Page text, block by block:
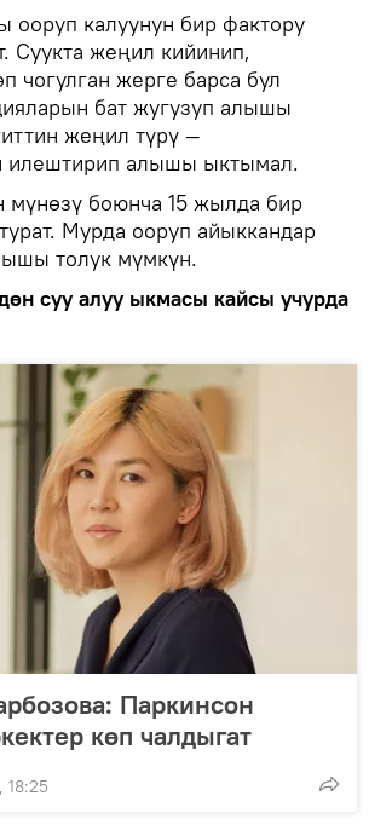
ооруп калуунун бир фактору
Суукта жеңил кийинип,
чогулган жерге барса бул
бат жугузуп алышы
жеңил түрү —
илештирип алышы ыктымал.
мүнөзү боюнча 15 жылда бир
Мурда ооруп айыккандар
толук мүмкүн.
суу алуу ыкмасы кайсы учурда
Паркинсон
көп чалдыгат
18:25